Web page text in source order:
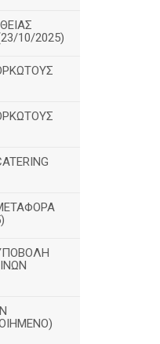
10/2025)